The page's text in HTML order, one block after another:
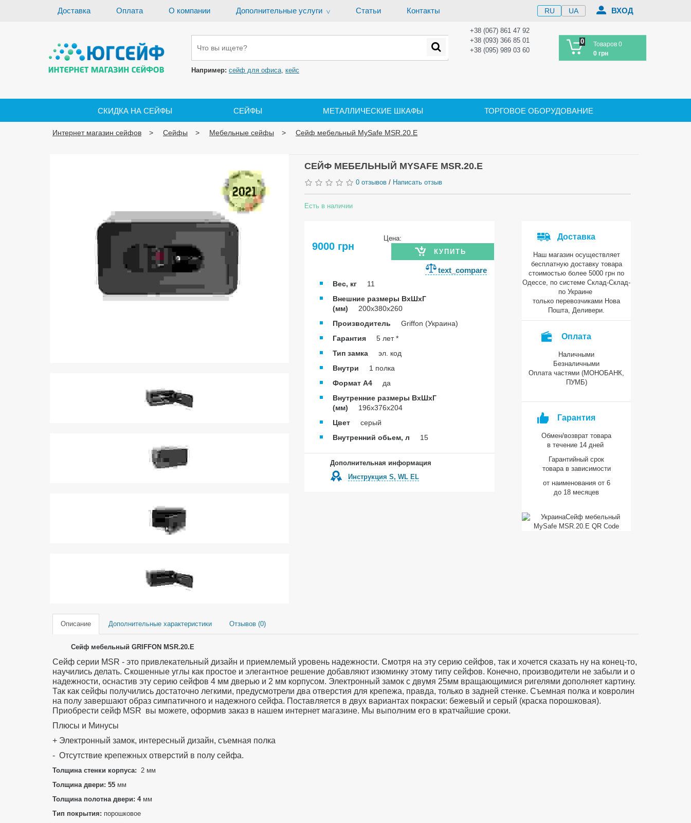
Доставка Оплата О компании Дополнительные услуги Статьи Контакты RU UA ВХОД
Например: cейф для офиса, кейс
+38 (067) 861 47 92
+38 (093) 366 85 01
+38 (095) 989 03 60
0
Товаров 0
0 грн
СКИДКА НА СЕЙФЫ СЕЙФЫ МЕТАЛЛИЧЕСКИЕ ШКАФЫ ТОРГОВОЕ ОБОРУДОВАНИЕ
Интернет магазин сейфов Сейфы Мебельные сейфы Сейф мебельный MySafe MSR.20.E
СЕЙФ МЕБЕЛЬНЫЙ MYSAFE MSR.20.E
0 отзывов / Написать отзыв
Есть в наличии
Цена:
9000 грн КУПИТЬ
text_compare
Вес, кг
11
Внешние размеры ВхШхГ
(мм)
200х380х260
Производитель
Griffon (Украина)
Гарантия
5 лет *
Тип замка
эл. код
Внутри
1 полка
Формат А4
да
Внутренние размеры ВхШхГ
(мм)
196х376х204
Цвет
серый
Внутренний обьем, л
15
Дополнительная информация
Инструкция S, WL EL
Доставка
Наш магазин осуществляет
бесплатную доставку товара
стоимостью более 5000 грн по
Одессе, по системе Склад-Склад-
по Украине
только перевозчиками Нова
Пошта, Деливери.
Оплата
Наличными
Безналичными
Оплата частями (МОНОБАНК,
ПУМБ)
Гарантия
Обмен/возврат товара
в течение 14 дней
Гарантийный срок
товара в зависимости
от наименования от 6
до 18 месяцев
Описание Дополнительные характеристики Отзывов (0)
Сейф мебельный GRIFFON MSR.20.E
Сейф серии MSR - это привлекательный дизайн и приемлемый уровень надежности. Смотря на эту серию сейфов, так и хочется сказать ну на конец-то,
научились делать. Скошенные углы как простое и элегантное решение добавляют изюминку этому типу сейфов. Конечно, производители не забыли и о
надежности, оснастив эту серию сейфов 4 мм дверью и 2 мм корпусом. Электронный замок с двумя 25мм вращающимися ригелями дополняет картину.
Так как сейфы получились достаточно легкими, предусмотрели два отверстия для крепежа, правда, только в задней стенке. Съемная полка и ковролин
на полу завершают образ симпатичного и надежного сейфа. Поставляется в двух вариантах покраски: бежевый и серый (краска порошковая).
Приобрести сейф MSR вы можете, оформив заказ в нашем интернет магазине. Мы выполним его в кратчайшие сроки.
Плюсы и Минусы
+ Электронный замок, интересный дизайн, съемная полка
- Отсутствие крепежных отверстий в полу сейфа.
Толщина стенки корпуса: 2 мм
Толщина двери: 55 мм
Толщина полотна двери: 4мм
Тип покрытия: порошковое